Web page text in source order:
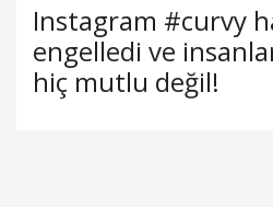
Instagram #curvy
engelledi ve
hiç mutlu değil!